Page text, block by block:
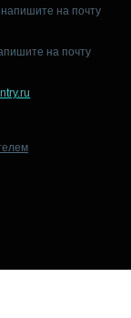
на почту
на почту